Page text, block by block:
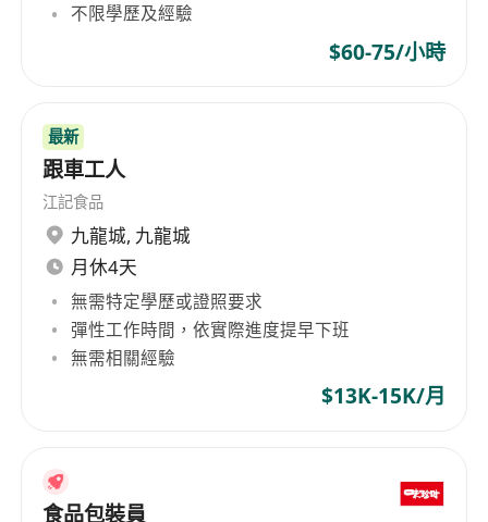
不限學歷及經驗
$60-75/小時
最新
跟車工人
江記食品
九龍城, 九龍城
月休4天
無需特定學歷或證照要求
彈性工作時間，依實際進度提早下班
無需相關經驗
$13K-15K/月
食品包裝員